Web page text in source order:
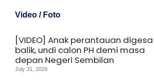
Video / Foto
[VIDEO] Anak perantauan digesa
balik, undi calon PH demi masa
depan Negeri Sembilan
July 31, 2026